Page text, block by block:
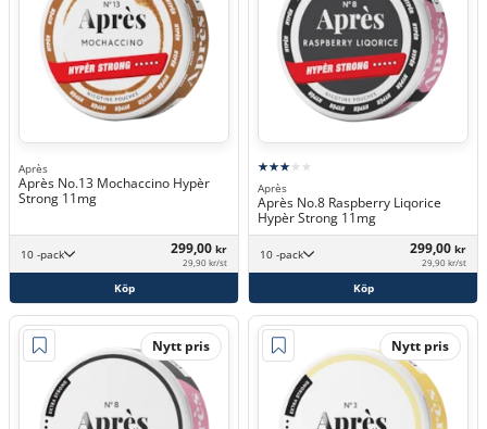
Après
Après No.13 Mochaccino Hypèr
Strong 11mg
10 -pack 299,00 kr
29,90 kr/st
Köp
Après
Après No.8 Raspberry Liqorice
Hypèr Strong 11mg
10 -pack 299,00 kr
29,90 kr/st
Köp
Nytt pris Nytt pris